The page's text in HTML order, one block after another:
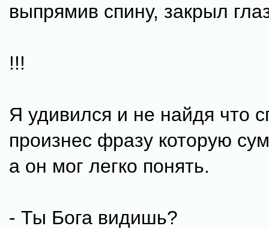
выпрямив спину, закрыл
!!!
Я удивился и не найдя что
произнес фразу которую
а он мог легко понять.
- Ты Бога видишь?